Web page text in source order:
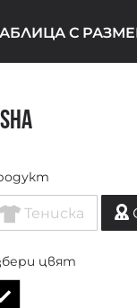
С
Тениска
цвят